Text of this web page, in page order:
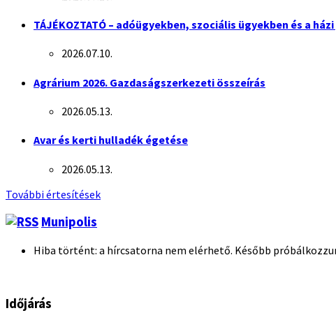
TÁJÉKOZTATÓ – adóügyekben, szociális ügyekben és a
2026.07.10.
Agrárium 2026. Gazdaságszerkezeti összeírás
2026.05.13.
Avar és kerti hulladék égetése
2026.05.13.
További értesítések
Munipolis
Hiba történt: a hírcsatorna nem elérhető. Később
Időjárás